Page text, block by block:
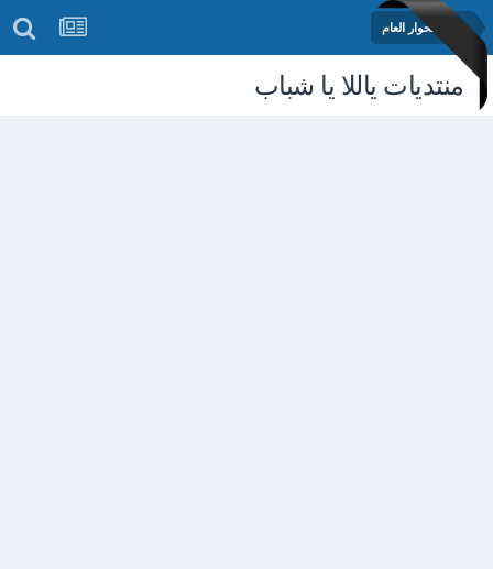
منتدى الحوار العام
منتديات ياللا يا شباب